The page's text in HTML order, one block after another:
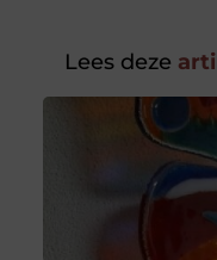
Lees deze